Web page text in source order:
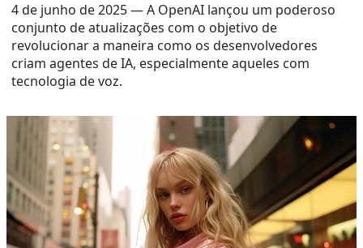
4 de junho de 2025 — A OpenAI lançou um poderoso
conjunto de atualizações com o objetivo de
revolucionar a maneira como os desenvolvedores
criam agentes de IA, especialmente aqueles com
tecnologia de voz.